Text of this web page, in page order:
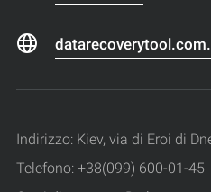
Indirizzo: Kiev, via di Eroi di
Telefono: +38(099) 600-01-45